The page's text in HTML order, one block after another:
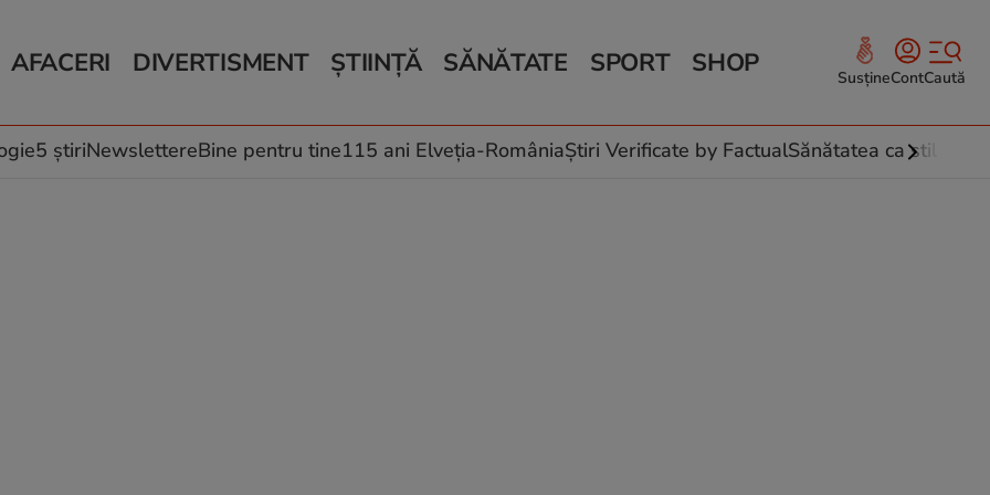
AFACERI
Auto
Locuri de muncă
DIVERTISMENT
Horoscop
Muzică și Filme
ȘTIINȚĂ
Schimbări climatice
SĂNĂTATE
Relații
Rețete culinare
SPORT SHOP SusțineContCaută
5 știriNewslettereBine pentru tine115 ani Elveția-RomâniaȘtiri Verificate by FactualSănătatea ca stil de